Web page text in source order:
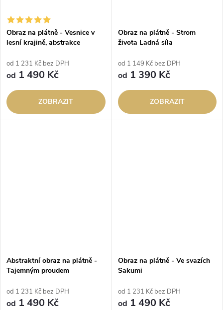
Obraz na plátně - Vesnice v
lesní krajině, abstrakce
od 1 231 Kč bez DPH
od 1 490 Kč
ZOBRAZIT
Obraz na plátně - Strom
života Ladná síla
od 1 149 Kč bez DPH
od 1 390 Kč
ZOBRAZIT
Abstraktní obraz na plátně -
Tajemným proudem
od 1 231 Kč bez DPH
od 1 490 Kč
Obraz na plátně - Ve svazích
Sakumi
od 1 231 Kč bez DPH
od 1 490 Kč